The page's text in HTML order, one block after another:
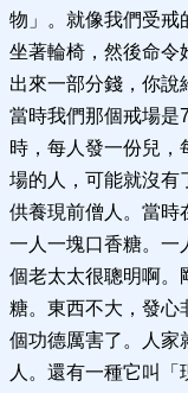
物」。就像我們受戒
坐著輪椅，然後命令
出來一部分錢，你說
當時我們那個戒場是
時，每人發一份兒，
場的人，可能就沒有
供養現前僧人。當時
一人一塊口香糖。一
個老太太很聰明啊。
糖。東西不大，發心
個功德厲害了。人家
人。還有一種它叫